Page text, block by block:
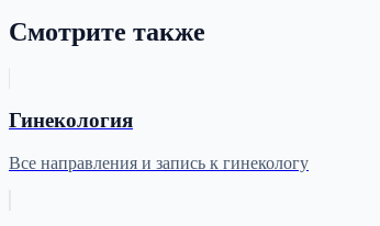
Смотрите также
Гинекология
Все направления и запись к гинекологу